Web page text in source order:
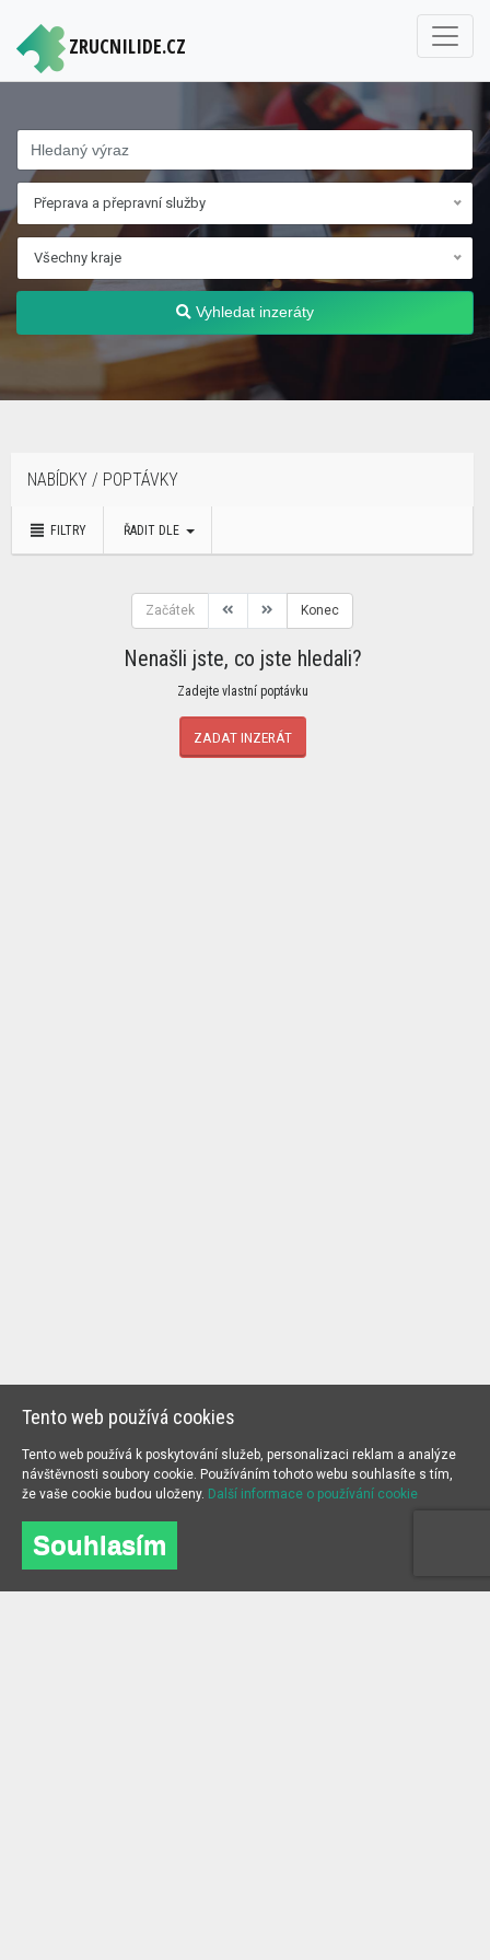
ZRUCNILIDE.CZ
Přeprava a přepravní služby
Všechny kraje
Vyhledat inzeráty
NABÍDKY / POPTÁVKY
FILTRY ŘADIT DLE
Začátek Konec
Nenašli jste, co jste hledali?
Zadejte vlastní poptávku
ZADAT INZERÁT
Tento web používá cookies
Tento web používá k poskytování služeb, personalizaci reklam a analýze
návštěvnosti soubory cookie. Používáním tohoto webu souhlasíte s tím,
že vaše cookie budou uloženy. Další informace o používání cookie
Souhlasím